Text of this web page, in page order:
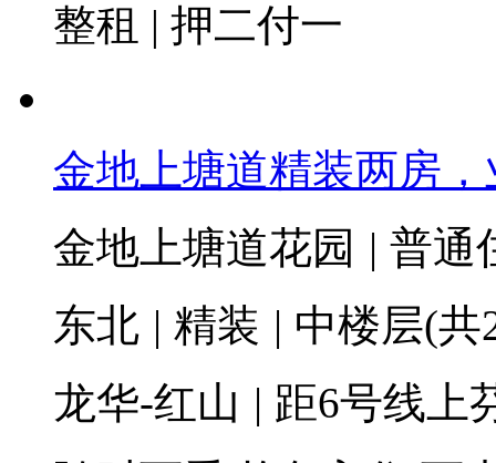
整租 | 押二付一
金地上塘道精装两房
金地上塘道花园 | 普通
东北 | 精装 | 中楼层(
龙华-红山 | 距6号线上